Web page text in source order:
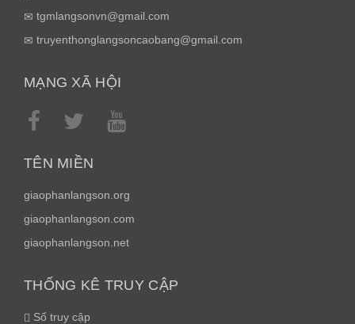
tgmlangsonvn@gmail.com
truyenthonglangsoncaobang@gmail.com
MẠNG XÃ HỘI
TÊN MIỀN
giaophanlangson.org
giaophanlangson.com
giaophanlangson.net
THỐNG KÊ TRUY CẬP
Số truy cập